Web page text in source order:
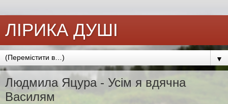
ЛІРИКА ДУШІ
▼
Людмила Яцура - Усім я вдячна
Василям